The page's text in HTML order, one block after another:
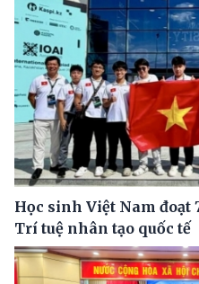
Học sinh Việt Nam
Trí tuệ nhân tạo quốc tế